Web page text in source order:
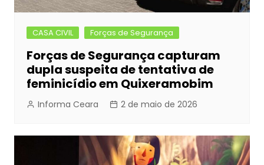
CASA CIVIL Forças de Segurança
Forças de Segurança capturam
dupla suspeita de tentativa de
feminicídio em Quixeramobim
Informa Ceara 2 de maio de 2026